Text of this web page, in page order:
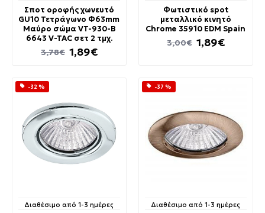
Σποτ οροφής χωνευτό
GU10 Τετράγωνο Φ63mm
Μαύρο σώμα VT-930-B
6643 V-TAC σετ 2 τμχ.
1,89€
3,78€
Φωτιστικό spot
μεταλλικό κινητό
Chrome 35910 EDM Spain
1,89€
3,00€
-32 %
Διαθέσιμο από 1-3 ημέρες
-37 %
Διαθέσιμο από 1-3 ημέρες